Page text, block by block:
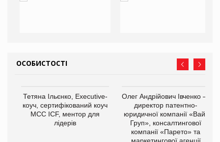
ОСОБИСТОСТІ
Тетяна Ільєнко, Executive-
коуч, сертифікований коуч
МСС ICF, ментор для
лідерів
Олег Андрійович Івченко —
директор патентно-
юридичної компанії «Вайз
Груп», консалтингової
компанії «Парето» та
маркетингової агенції